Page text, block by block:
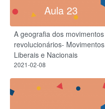
Aula 23
A geografia dos movimentos
revolucionários- Movimentos
Liberais e Nacionais
2021-02-08